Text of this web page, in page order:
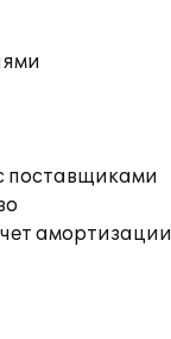
поставщиками
амортизации